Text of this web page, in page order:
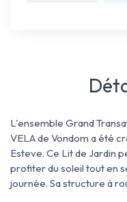
L'ensemble Grand
VELA de Vondom a été
Esteve. Ce Lit de Jardin
profiter du soleil tout en
journée. Sa structure à